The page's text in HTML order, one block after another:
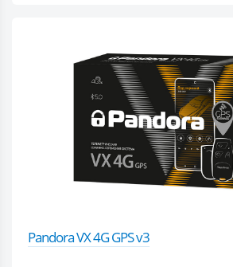
Pandora VX 4G GPS v3